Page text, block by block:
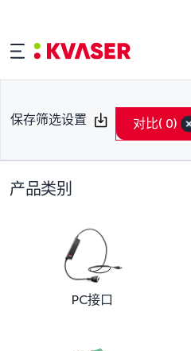
保存筛选设置 对比( 0)
产品类别
PC接口